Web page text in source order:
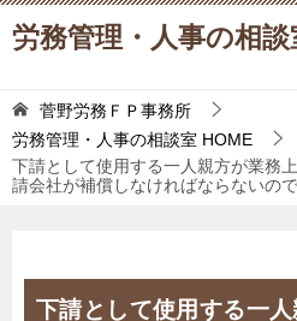
労務管理・人事の相
菅野労務ＦＰ事務所
労務管理・人事の相談室 HOME
下請として使用する一人親方が業務
請会社が補償しなければならないの
下請として使用する一